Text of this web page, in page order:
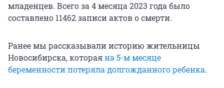
младенцев. Всего за 4 месяца 2023 года было
составлено 11462 записи актов о смерти.
Ранее мы рассказывали историю жительницы
Новосибирска, котораяна 5-м месяце
беременности потеряла долгожданного ребенка.